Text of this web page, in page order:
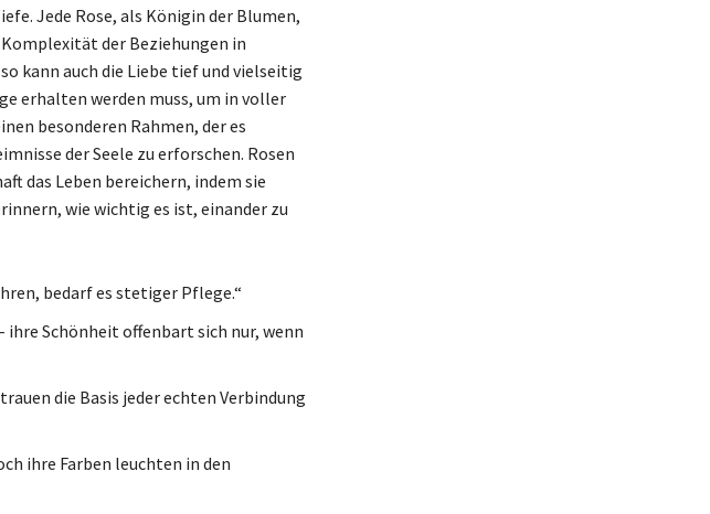
Jede Rose, als Königin der Blumen,
der Beziehungen in
kann auch die Liebe tief und vielseitig
erhalten werden muss, um in voller
besonderen Rahmen, der es
der Seele zu erforschen. Rosen
das Leben bereichern, indem sie
wie wichtig es ist, einander zu
bedarf es stetiger Pflege.“
ihre Schönheit offenbart sich nur, wenn
die Basis jeder echten Verbindung
ihre Farben leuchten in den